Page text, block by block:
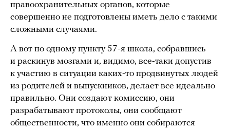
правоохранительных органов, которые
совершенно не подготовлены иметь дело с такими
сложными случаями.
А вот по одному пункту 57-я школа, собравшись
и раскинув мозгами и, видимо, все-таки допустив
к участию в ситуации каких-то продвинутых людей
из родителей и выпускников, делает все идеально
правильно. Они создают комиссию, они
разрабатывают протоколы, они сообщают
общественности, что именно они собираются